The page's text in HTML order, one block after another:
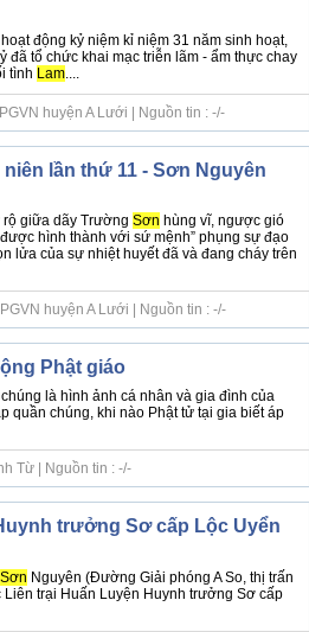
động kỷ niệm kỉ niệm 31 năm sinh hoạt,
đã tổ chức khai mạc triễn lãm - ẩm thực chay
tình Lam....
huyện A Lưới | Nguồn tin : -/-
lần thứ 11 - Sơn Nguyên
rộ giữa dãy Trường Sơn hùng vĩ, ngược gió
hình thành với sứ mệnh” phụng sự đạo
lửa của sự nhiệt huyết đã và đang cháy trên
huyện A Lưới | Nguồn tin : -/-
Phật giáo
là hình ảnh cá nhân và gia đình của
quần chúng, khi nào Phật tử tại gia biết áp
Từ | Nguồn tin : -/-
trưởng Sơ cấp Lộc Uyển
Sơn Nguyên (Đường Giải phóng A So, thị trấn
trại Huấn Luyện Huynh trưởng Sơ cấp